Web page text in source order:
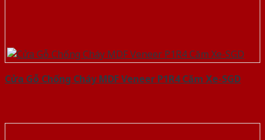
Cửa Gỗ Chống Cháy MDF Veneer P1R4 Căm Xe-SGD